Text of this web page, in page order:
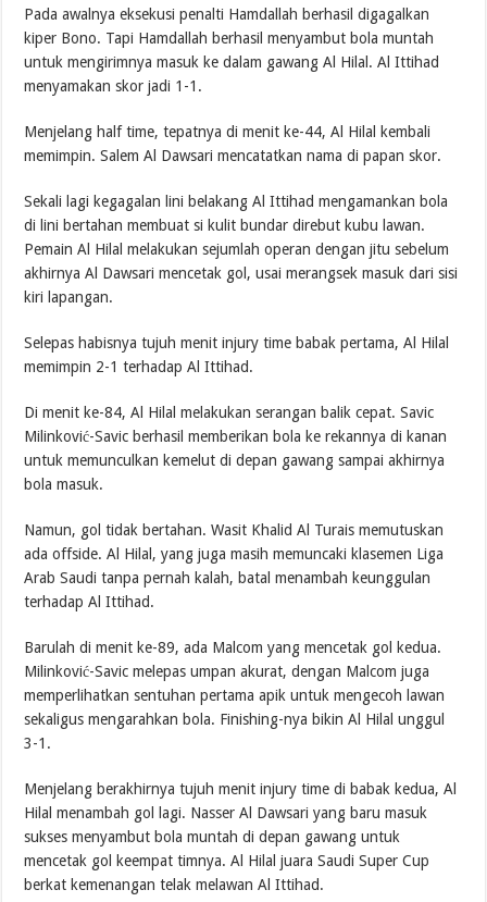
Pada awalnya eksekusi penalti Hamdallah berhasil digagalkan
kiper Bono. Tapi Hamdallah berhasil menyambut bola muntah
untuk mengirimnya masuk ke dalam gawang Al Hilal. Al Ittihad
menyamakan skor jadi 1-1.
Menjelang half time, tepatnya di menit ke-44, Al Hilal kembali
memimpin. Salem Al Dawsari mencatatkan nama di papan skor.
Sekali lagi kegagalan lini belakang Al Ittihad mengamankan bola
di lini bertahan membuat si kulit bundar direbut kubu lawan.
Pemain Al Hilal melakukan sejumlah operan dengan jitu sebelum
akhirnya Al Dawsari mencetak gol, usai merangsek masuk dari sisi
kiri lapangan.
Selepas habisnya tujuh menit injury time babak pertama, Al Hilal
memimpin 2-1 terhadap Al Ittihad.
Di menit ke-84, Al Hilal melakukan serangan balik cepat. Savic
Milinković-Savic berhasil memberikan bola ke rekannya di kanan
untuk memunculkan kemelut di depan gawang sampai akhirnya
bola masuk.
Namun, gol tidak bertahan. Wasit Khalid Al Turais memutuskan
ada offside. Al Hilal, yang juga masih memuncaki klasemen Liga
Arab Saudi tanpa pernah kalah, batal menambah keunggulan
terhadap Al Ittihad.
Barulah di menit ke-89, ada Malcom yang mencetak gol kedua.
Milinković-Savic melepas umpan akurat, dengan Malcom juga
memperlihatkan sentuhan pertama apik untuk mengecoh lawan
sekaligus mengarahkan bola. Finishing-nya bikin Al Hilal unggul
3-1.
Menjelang berakhirnya tujuh menit injury time di babak kedua, Al
Hilal menambah gol lagi. Nasser Al Dawsari yang baru masuk
sukses menyambut bola muntah di depan gawang untuk
mencetak gol keempat timnya. Al Hilal juara Saudi Super Cup
berkat kemenangan telak melawan Al Ittihad.